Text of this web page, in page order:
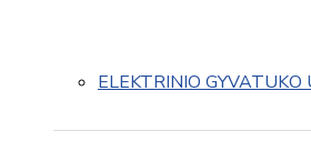
ELEKTRINIO